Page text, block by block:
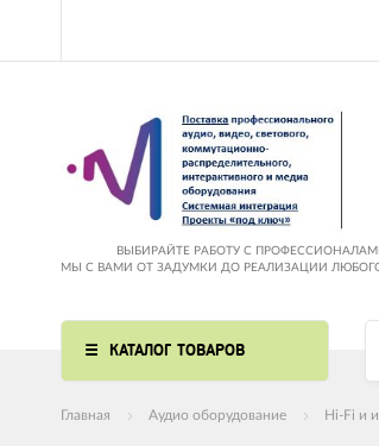
ВЫБИРАЙТЕ РАБОТУ С
МЫ С ВАМИ ОТ ЗАДУМКИ ДО РЕАЛИЗАЦИИ
КАТАЛОГ ТОВАРОВ
Главная Аудио оборудование Hi-Fi и